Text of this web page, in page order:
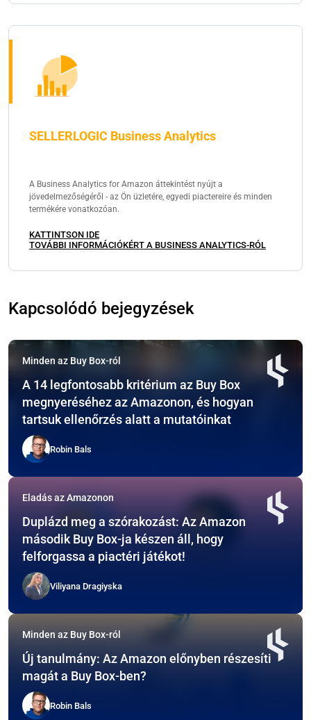
SELLERLOGIC Business Analytics
A Business Analytics for Amazon áttekintést nyújt a
jövedelmezőségéről - az Ön üzletére, egyedi piactereire és minden
termékére vonatkozóan.
KATTINTSON IDE
TOVÁBBI INFORMÁCIÓKÉRT A BUSINESS ANALYTICS-RÓL
Kapcsolódó bejegyzések
Minden az Buy Box-ról
A 14 legfontosabb kritérium az Buy Box
megnyeréséhez az Amazonon, és hogyan
tartsuk ellenőrzés alatt a mutatóinkat
Robin Bals
Eladás az Amazonon
Duplázd meg a szórakozást: Az Amazon
második Buy Box-ja készen áll, hogy
felforgassa a piactéri játékot!
Viliyana Dragiyska
Minden az Buy Box-ról
Új tanulmány: Az Amazon előnyben részesíti
magát a Buy Box-ben?
Robin Bals